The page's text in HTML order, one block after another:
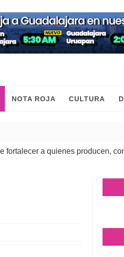
NOTA ROJA CULTURA
a quienes producen,